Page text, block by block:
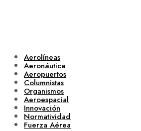
Aerolíneas
Aeronáutica
Aeropuertos
Columnistas
Organismos
Aeroespacial
Innovación
Normatividad
Fuerza Aérea